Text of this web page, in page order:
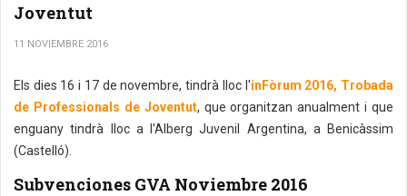
Joventut
11 NOVIEMBRE 2016
Els dies 16 i 17 de novembre, tindrà lloc l'inFòrum 2016, Trobada
de Professionals de Joventut, que organitzan anualment i que
enguany tindrà lloc a l'Alberg Juvenil Argentina, a Benicàssim
(Castelló).
Subvenciones GVA Noviembre 2016